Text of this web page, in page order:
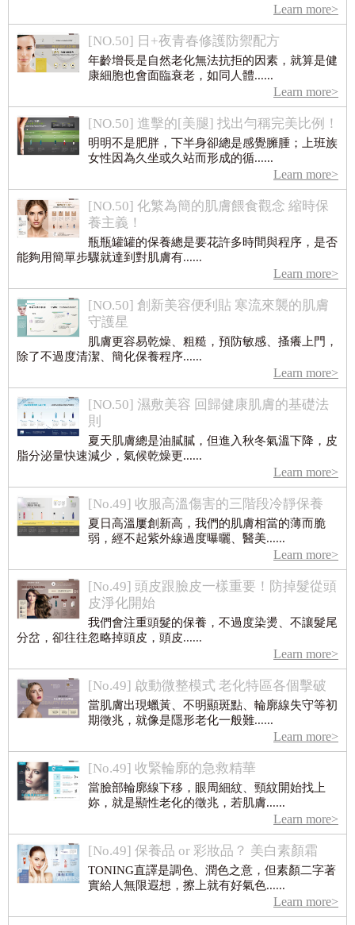
Learn more>
[NO.50] 日+夜青春修護防禦配方
年齡增長是自然老化無法抗拒的因素，就算是健
康細胞也會面臨衰老，如同人體......
Learn more>
[NO.50] 進擊的[美腿] 找出勻稱完美比例！
明明不是肥胖，下半身卻總是感覺臃腫；上班族
女性因為久坐或久站而形成的循......
Learn more>
[NO.50] 化繁為簡的肌膚餵食觀念 縮時保
養主義！
瓶瓶罐罐的保養總是要花許多時間與程序，是否
能夠用簡單步驟就達到對肌膚有......
Learn more>
[NO.50] 創新美容便利貼 寒流來襲的肌膚
守護星
肌膚更容易乾燥、粗糙，預防敏感、搔癢上門，
除了不過度清潔、簡化保養程序......
Learn more>
[NO.50] 濕敷美容 回歸健康肌膚的基礎法
則
夏天肌膚總是油膩膩，但進入秋冬氣溫下降，皮
脂分泌量快速減少，氣候乾燥更......
Learn more>
[No.49] 收服高溫傷害的三階段冷靜保養
夏日高溫屢創新高，我們的肌膚相當的薄而脆
弱，經不起紫外線過度曝曬、醫美......
Learn more>
[No.49] 頭皮跟臉皮一樣重要！防掉髮從頭
皮淨化開始
我們會注重頭髮的保養，不過度染燙、不讓髮尾
分岔，卻往往忽略掉頭皮，頭皮......
Learn more>
[No.49] 啟動微整模式 老化特區各個擊破
當肌膚出現蠟黃、不明顯斑點、輪廓線失守等初
期徵兆，就像是隱形老化一般難......
Learn more>
[No.49] 收緊輪廓的急救精華
當臉部輪廓線下移，眼周細紋、頸紋開始找上
妳，就是顯性老化的徵兆，若肌膚......
Learn more>
[No.49] 保養品 or 彩妝品？ 美白素顏霜
TONING直譯是調色、潤色之意，但素顏二字著
實給人無限遐想，擦上就有好氣色......
Learn more>